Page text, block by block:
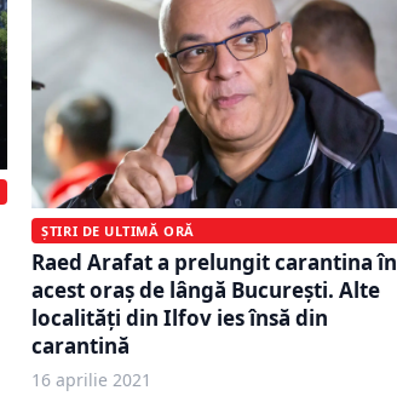
ȘTIRI DE ULTIMĂ ORĂ
Raed Arafat a prelungit carantina în
acest oraș de lângă București. Alte
localități din Ilfov ies însă din
carantină
16 aprilie 2021